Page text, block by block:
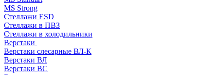
MS Strong
Стеллажи ESD
Стеллажи в ПВЗ
Стеллажи в холодильники
Верстаки
Верстаки слесарные ВЛ-К
Верстаки ВЛ
Верстаки ВС